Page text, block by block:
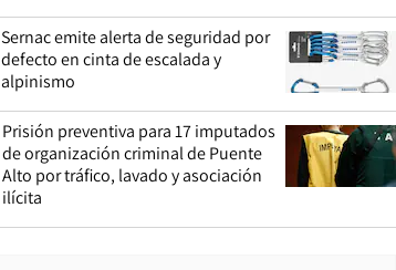
Sernac emite alerta de seguridad por
defecto en cinta de escalada y
alpinismo
Prisión preventiva para 17 imputados
de organización criminal de Puente
Alto por tráfico, lavado y asociación
ilícita